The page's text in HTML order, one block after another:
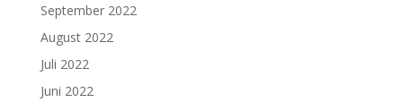
September 2022
August 2022
Juli 2022
Juni 2022